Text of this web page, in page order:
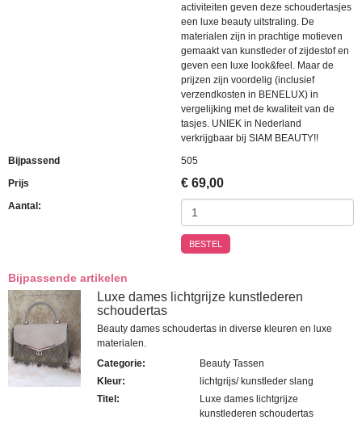
activiteiten geven deze schoudertasjes
een luxe beauty uitstraling. De
materialen zijn in prachtige motieven
gemaakt van kunstleder of zijdestof en
geven een luxe look&feel. Maar de
prijzen zijn voordelig (inclusief
verzendkosten in BENELUX) in
vergelijking met de kwaliteit van de
tasjes. UNIEK in Nederland
verkrijgbaar bij SIAM BEAUTY!!
Bijpassend
505
Prijs
€ 69,00
Aantal:
BESTEL
Bijpassende artikelen
Luxe dames lichtgrijze kunstlederen
schoudertas
Beauty dames schoudertas in diverse kleuren en luxe
materialen.
Categorie:
Beauty Tassen
Kleur:
lichtgrijs/ kunstleder slang
Titel:
Luxe dames lichtgrijze
kunstlederen schoudertas